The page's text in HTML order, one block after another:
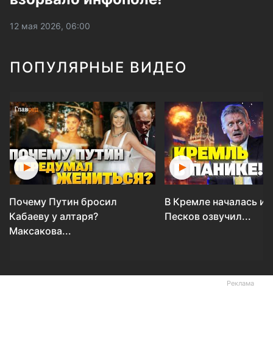
12 мая 2026, 06:00
ПОПУЛЯРНЫЕ ВИДЕО
Почему Путин бросил
Кабаеву у алтаря?
Максакова...
В Кремле началась
Песков озвучил...
Реклама